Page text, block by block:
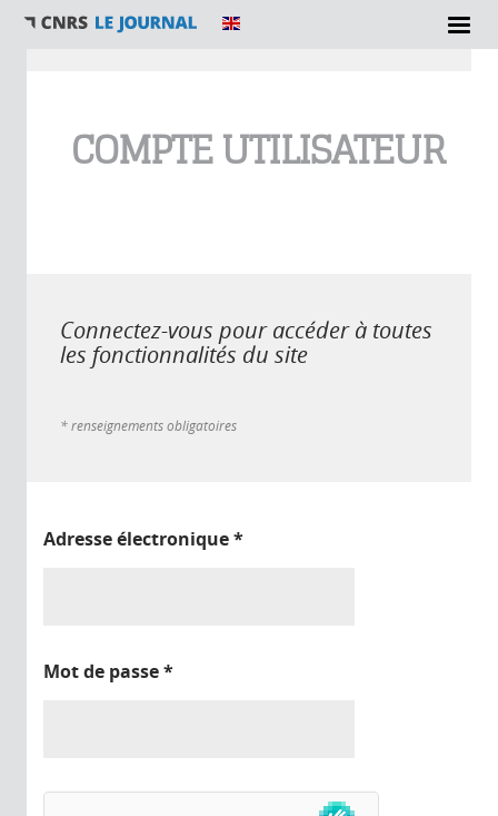
COMPTE UTILISATEUR
Connectez-vous pour accéder à toutes
les fonctionnalités du site
* renseignements obligatoires
Adresse électronique*
Mot de passe*